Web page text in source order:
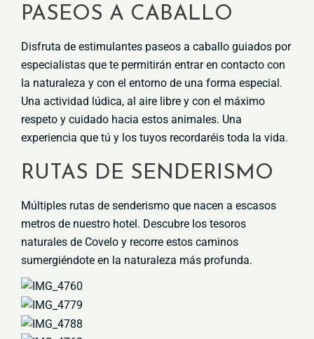
PASEOS A CABALLO
Disfruta de estimulantes paseos a caballo guiados por
especialistas que te permitirán entrar en contacto con
la naturaleza y con el entorno de una forma especial.
Una actividad lúdica, al aire libre y con el máximo
respeto y cuidado hacia estos animales. Una
experiencia que tú y los tuyos recordaréis toda la vida.
RUTAS DE SENDERISMO
Múltiples rutas de senderismo que nacen a escasos
metros de nuestro hotel. Descubre los tesoros
naturales de Covelo y recorre estos caminos
sumergiéndote en la naturaleza más profunda.